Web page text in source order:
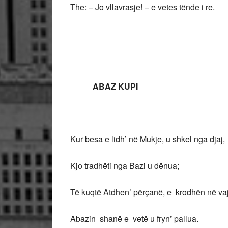
The: – Jo vllavrasje! – e vetes tënde i re.
ABAZ KUPI
Kur besa e lidh’ në Mukje, u shkel nga djaj,
Kjo tradhëti nga Bazi u dënua;
Të kuqtë Atdhen’ përçanë, e krodhën në
Abazin shanë e vetë u fryn’ pallua.